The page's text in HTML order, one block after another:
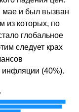
мае и был вызван
из которых, по
глобальное
следует крах
инфляции (40%).